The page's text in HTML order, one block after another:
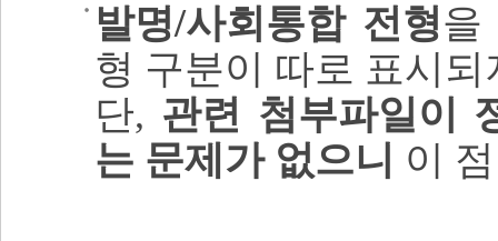
발명/사회통합 전형을
형 구분이 따로 표시
단, 관련 첨부파일이
는 문제가 없으니 이